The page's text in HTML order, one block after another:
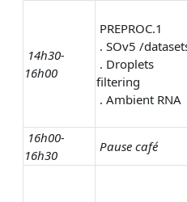
14h30-
16h00
PREPROC.1
. SOv5 /
. Droplets
filtering
. Ambient RNA
16h00-
16h30
Pause café